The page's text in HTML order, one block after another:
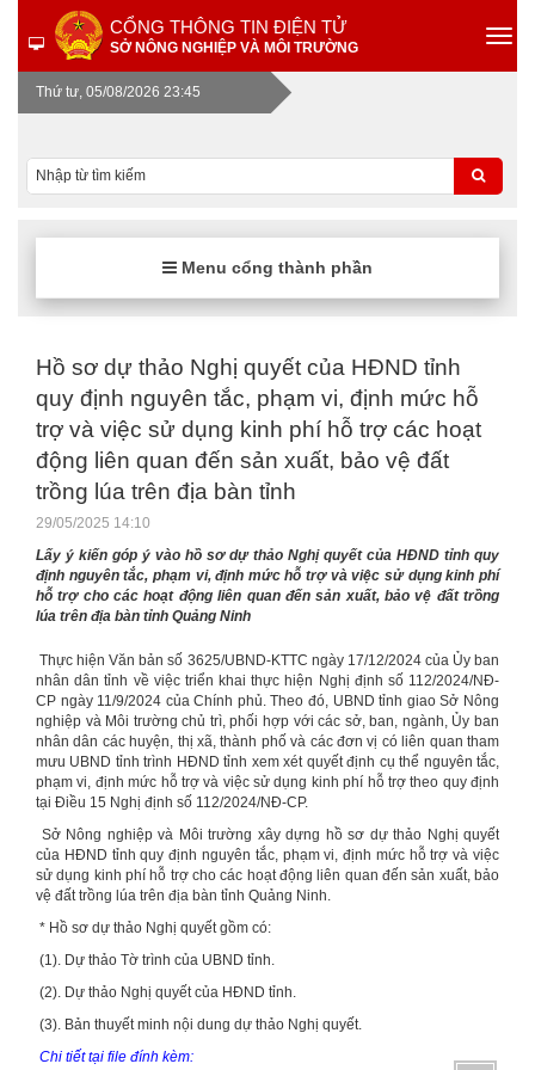
CỔNG THÔNG TIN ĐIỆN TỬ
SỞ NÔNG NGHIỆP VÀ MÔI TRƯỜNG
Thứ tư, 05/08/2026 23:45
Menu cổng thành phần
Hồ sơ dự thảo Nghị quyết của HĐND tỉnh
quy định nguyên tắc, phạm vi, định mức hỗ
trợ và việc sử dụng kinh phí hỗ trợ các hoạt
động liên quan đến sản xuất, bảo vệ đất
trồng lúa trên địa bàn tỉnh
29/05/2025 14:10
Lấy ý kiến góp ý vào hồ sơ dự thảo Nghị quyết của HĐND tỉnh quy
định nguyên tắc, phạm vi, định mức hỗ trợ và việc sử dụng kinh phí
hỗ trợ cho các hoạt động liên quan đến sản xuất, bảo vệ đất trồng
lúa trên địa bàn tỉnh Quảng Ninh
Thực hiện Văn bản số 3625/UBND-KTTC ngày 17/12/2024 của Ủy ban
nhân dân tỉnh về việc triển khai thực hiện Nghị định số 112/2024/NĐ-
CP ngày 11/9/2024 của Chính phủ. Theo đó, UBND tỉnh giao Sở Nông
nghiệp và Môi trường chủ trì, phối hợp với các sở, ban, ngành, Ủy ban
nhân dân các huyện, thị xã, thành phố và các đơn vị có liên quan tham
mưu UBND tỉnh trình HĐND tỉnh xem xét quyết định cụ thể nguyên tắc,
phạm vi, định mức hỗ trợ và việc sử dụng kinh phí hỗ trợ theo quy định
tại Điều 15 Nghị định số 112/2024/NĐ-CP.
Sở Nông nghiệp và Môi trường xây dựng hồ sơ dự thảo Nghị quyết
của HĐND tỉnh quy định nguyên tắc, phạm vi, định mức hỗ trợ và việc
sử dụng kinh phí hỗ trợ cho các hoạt động liên quan đến sản xuất, bảo
vệ đất trồng lúa trên địa bàn tỉnh Quảng Ninh.
* Hồ sơ dự thảo Nghị quyết gồm có:
(1). Dự thảo Tờ trình của UBND tỉnh.
(2). Dự thảo Nghị quyết của HĐND tỉnh.
(3). Bản thuyết minh nội dung dự thảo Nghị quyết.
Chi tiết tại file đính kèm: